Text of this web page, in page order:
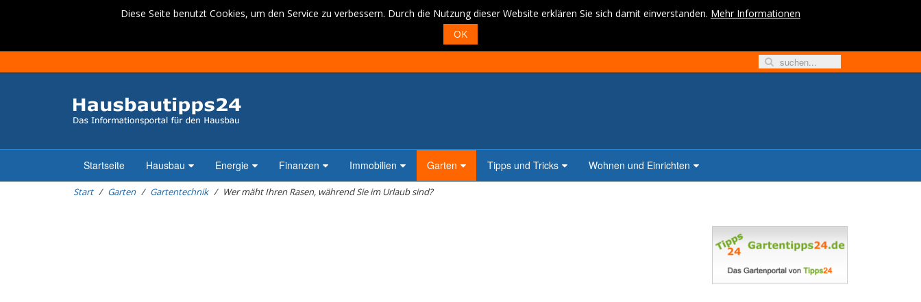
Diese Seite benutzt Cookies, um den Service zu verbessern. Durch die Nutzung dieser Website erklären Sie sich damit einverstanden. Mehr Informationen
OK
Startseite Hausbau Energie Finanzen Immobilien Garten Tipps und Tricks Wohnen und Einrichten
Start Garten Gartentechnik Wer mäht Ihren Rasen, während Sie im Urlaub sind?